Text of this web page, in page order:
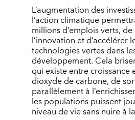
L’augmentation des
l’action climatique
millions d’emplois verts,
l’innovation et d’accélérer
technologies vertes dans
développement. Cela
qui existe entre croissance
dioxyde de carbone, de
parallèlement à
les populations puissent
niveau de vie sans nuire à